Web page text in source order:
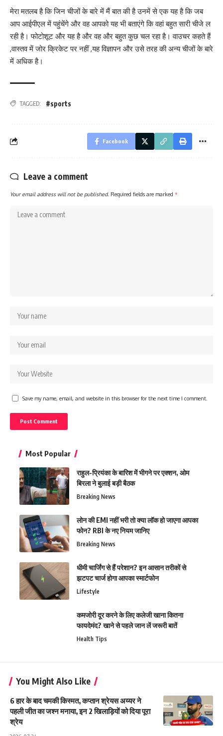
मेरा मतलब है कि जिन चीजों के बारे में मैं बात की है उनमें से एक यह है कि जब
आप आईपीएल में पहुंचेंगे और वह आपको यह भी बताएंगे कि वहां बहुत सारी चीजे ल
रही है। फोटोशूट और यह है और वह और बहुत कुछ चल रहा है। वाउचर कहते हैं
,वास्तव में जोर क्रिकेट पर नहीं ,यह विज्ञापन और उसे तरह की अन्य चीजों के बारे
में अधिक है।
TAGGED: #sports
Facebook
Leave a comment
Your email address will not be published. Required fields are marked *
Save my name, email, and website in this browser for the next time I comment.
Most Popular
राहुल-प्रियंका के बारिश में भीगने पर एक्शन, ओम
बिरला ने बुलाई बड़ी बैठक
Breaking News
लोन की EMI नहीं भरी तो क्या लॉक हो जाएगा आपका
फोन? RBI के नए नियम जानिए
Breaking News
धीमी चार्जिंग से हैं परेशान? इन आसान तरीकों से
झटपट चार्ज होगा आपका स्मार्टफोन
Lifestyle
कमजोरी दूर करने के लिए कलेजी खाना कितना
फायदेमंद? खाने से पहले जान लें जरूरी बातें
Health Tips
You Might Also Like
6 हार के बाद चमकी किस्मत, कप्तान श्रेयस अय्यर ने
पहली जीत का जश्न मनाया, इन 2 खिलाड़ियों को दिया पूरा
श्रेय